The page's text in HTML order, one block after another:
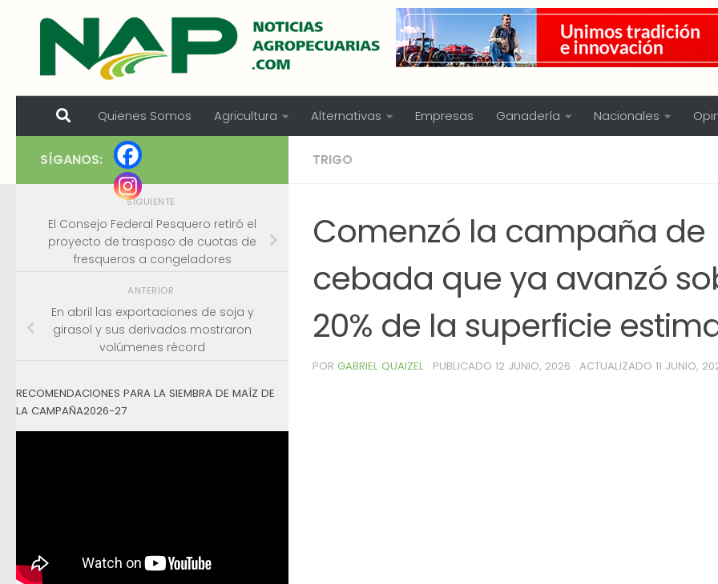
Skip to content
Quienes Somos Agricultura Alternativas Empresas Ganadería Nacionales
TRIGO
Comenzó la campaña de
cebada que ya avanzó
20% de la superficie
POR GABRIEL QUAIZEL · PUBLICADO 12 JUNIO, 2026 · ACTUALIZADO 11 JUNIO,
SÍGANOS:
SIGUIENTE
El Consejo Federal Pesquero retiró el
proyecto de traspaso de cuotas de
fresqueros a congeladores
ANTERIOR
En abril las exportaciones de soja y
girasol y sus derivados mostraron
volúmenes récord
RECOMENDACIONES PARA LA SIEMBRA DE MAÍZ DE
LA CAMPAÑA2026-27